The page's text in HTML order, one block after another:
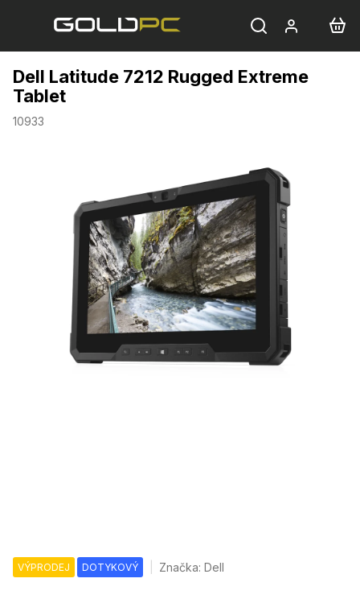
Dell Latitude 7212 Rugged Extreme
Tablet
10933
VÝPRODEJ DOTYKOVÝ Značka:Dell